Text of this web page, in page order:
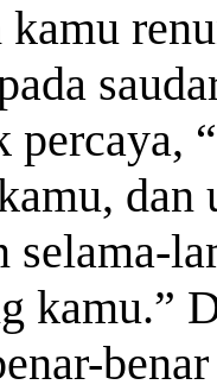
selama-
kamu.”